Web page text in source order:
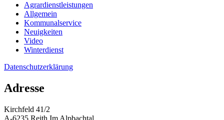
Agrardienstleistungen
Allgemein
Kommunalservice
Neuigkeiten
Video
Winterdienst
Datenschutzerklärung
Adresse
Kirchfeld 41/2